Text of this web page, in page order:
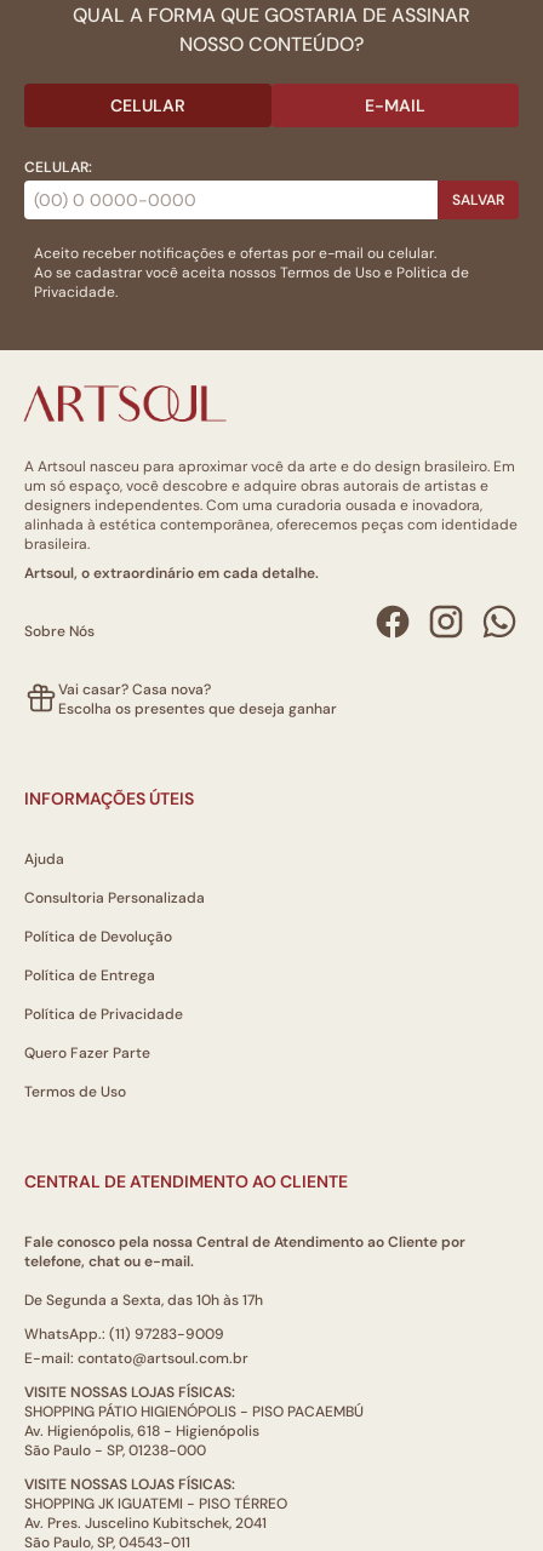
QUAL A FORMA QUE GOSTARIA DE ASSINAR
NOSSO CONTEÚDO?
CELULAR E-MAIL
CELULAR:
SALVAR
Aceito receber notificações e ofertas por e-mail ou celular.
Ao se cadastrar você aceita nossosTermos de Usoe Politica de
Privacidade.
A Artsoul nasceu para aproximar você da arte e do design brasileiro. Em
um só espaço, você descobre e adquire obras autorais de artistas e
designers independentes. Com uma curadoria ousada e inovadora,
alinhada à estética contemporânea, oferecemos peças com identidade
brasileira.
Artsoul, o extraordinário em cada detalhe.
Sobre Nós
Vai casar? Casa nova?
Escolha os presentes que deseja ganhar
INFORMAÇÕES ÚTEIS
Ajuda
Consultoria Personalizada
Política de Devolução
Política de Entrega
Política de Privacidade
Quero Fazer Parte
Termos de Uso
CENTRAL DE ATENDIMENTO AO CLIENTE
Fale conosco pela nossa Central de Atendimento ao Cliente por
telefone, chat ou e-mail.
De Segunda a Sexta, das 10h às 17h
WhatsApp.: (11) 97283-9009
E-mail: contato@artsoul.com.br
VISITE NOSSAS LOJAS FÍSICAS:
SHOPPING PÁTIO HIGIENÓPOLIS - PISO PACAEMBÚ
Av. Higienópolis, 618 - Higienópolis
São Paulo - SP, 01238-000
VISITE NOSSAS LOJAS FÍSICAS:
SHOPPING JK IGUATEMI - PISO TÉRREO
Av. Pres. Juscelino Kubitschek, 2041
São Paulo, SP, 04543-011